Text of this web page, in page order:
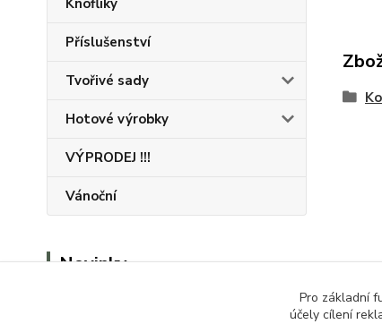
Knoflíky
Příslušenství
Tvořivé sady
Hotové výrobky
VÝPRODEJ !!!
Vánoční
Novinky
Pro základní
účely cílení